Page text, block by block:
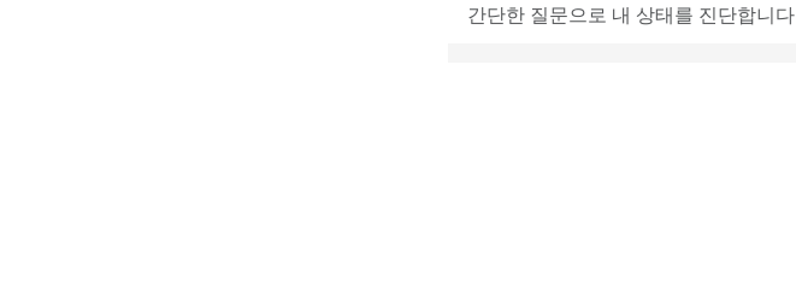
간단한 질문으로 내 상태를 진단합니다